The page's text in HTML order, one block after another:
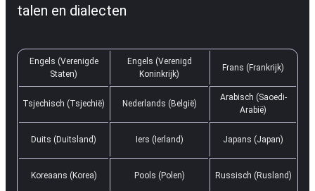
talen en dialecten
Engels (Verenigde
Staten)
Engels (Verenigd
Koninkrijk)
Frans (Frankrijk)
Tsjechisch (Tsjechië) Nederlands (België)
Arabisch (Saoedi-
Arabië)
Duits (Duitsland) Iers (Ierland) Japans (Japan)
Koreaans (Korea) Pools (Polen) Russisch (Rusland)